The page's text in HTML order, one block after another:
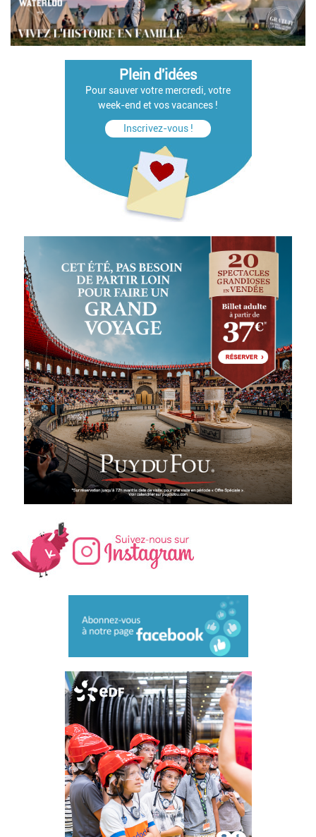
Plein d'idées
Pour sauver votre mercredi, votre
week-end et vos vacances !
Inscrivez-vous !